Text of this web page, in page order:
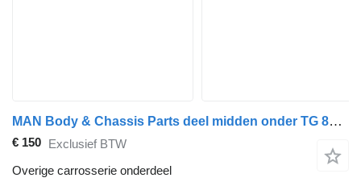
MAN Body & Chassis Parts deel midden onder TG 81416146010 voor vrachtwagen
€ 150 Exclusief BTW
Overige carrosserie onderdeel